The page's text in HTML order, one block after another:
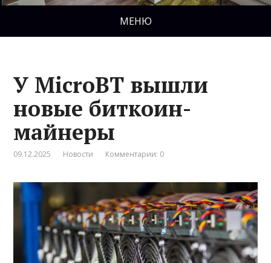
МЕНЮ
У MicroBT вышли
новые биткоин-
майнеры
09.12.2025 Новости Комментарии: 0